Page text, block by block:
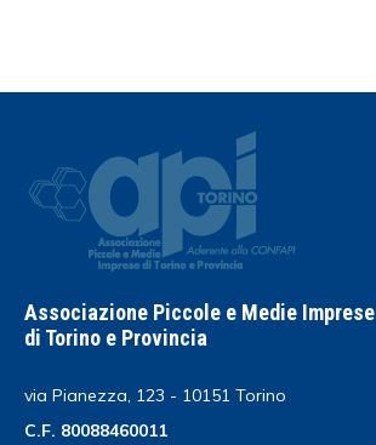
Associazione Piccole e Medie Imprese
di Torino e Provincia
via Pianezza, 123 - 10151 Torino
C.F. 80088460011